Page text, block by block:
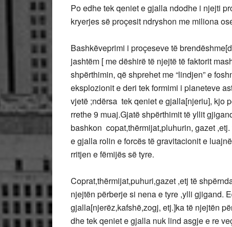
Po edhe tek qeniet e gjalla ndodhe i njejti
kryerjes së proçesit ndryshon me miliona
Bashkëveprimi i proçeseve të
jashtëm [ me dëshirë të njejtë të faktorit
shpërthimin, që shprehet me “lindjen” e
eksplozionit e deri tek formimi i planeteve
vjetë ;ndërsa tek qeniet e gjalla[njeriu], kjo
rrethe 9 muaj.Gjatë shpërthimit të yllit
bashkon copat,thërmijat,pluhurin, gazet
e gjalla rolin e forcës të gravitacionit e
rritjen e fëmijës së tyre.
Coprat,thërmijat,puhuri,gazet ,etj të
njejtën përberje si nena e tyre ,ylli gjigand.
gjalla[njerëz,kafshë,zogj, etj.]ka të njejtën
dhe tek qeniet e gjalla nuk lind asgje e re